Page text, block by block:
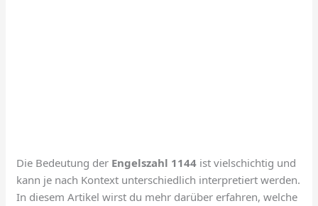
Die Bedeutung der Engelszahl 1144 ist vielschichtig und
kann je nach Kontext unterschiedlich interpretiert werden.
In diesem Artikel wirst du mehr darüber erfahren, welche